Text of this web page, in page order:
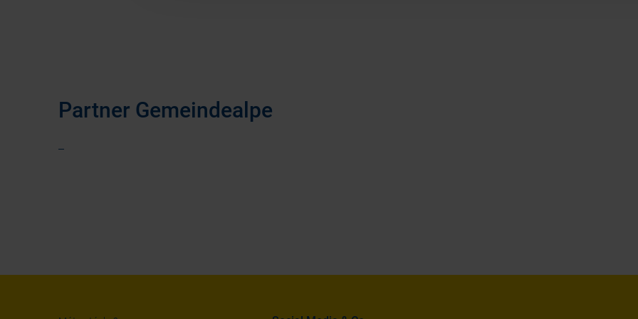
Partner Gemeindealpe